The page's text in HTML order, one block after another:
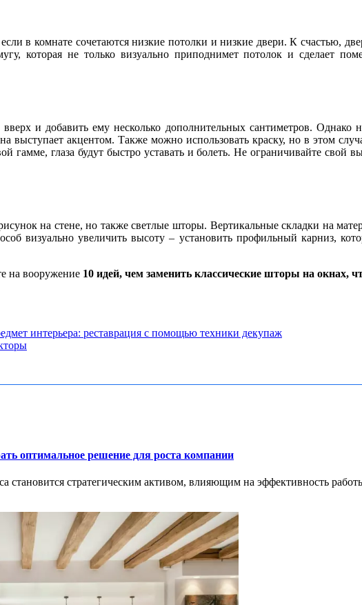
в комнате сочетаются низкие потолки и низкие двери. К счастью,
которая не только визуально приподнимет потолок и сделает
и добавить ему несколько дополнительных сантиметров. Однако
выступает акцентом. Также можно использовать краску, но в этом
гамме, глаза будут быстро уставать и болеть. Не ограничивайте свой
на стене, но также светлые шторы. Вертикальные складки на
визуально увеличить высоту – установить профильный карниз,
на вооружение 10 идей, чем заменить классические шторы на окнах,
интерьера: реставрация с помощью техники декупаж
оптимальное решение для роста компании
становится стратегическим активом, влияющим на эффективность